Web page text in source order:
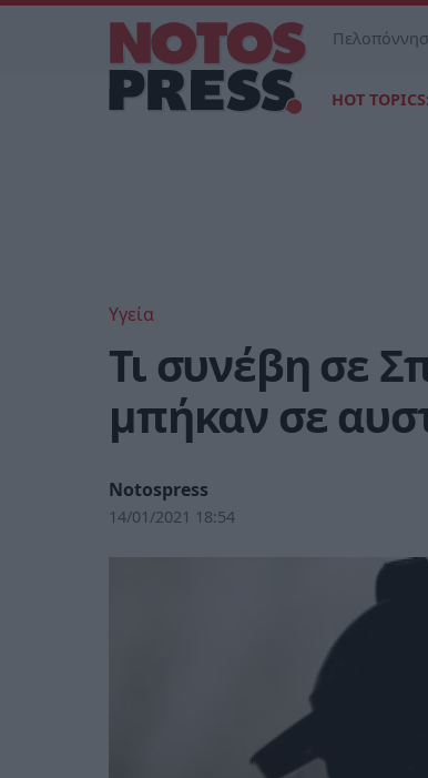
HOT TOPICS:
Υγεία
Τι συνέβη σε
μπήκαν σε
Notospress
14/01/2021 18:54